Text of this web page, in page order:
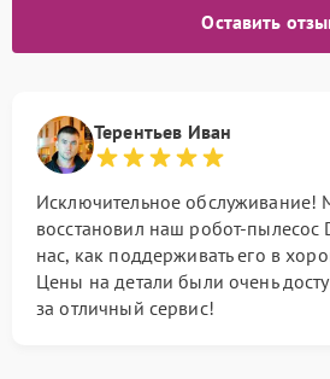
Оставить
Терентьев Иван
Исключительное обслуживание!
восстановил наш робот-пылесос
нас, как поддерживать его в
Цены на детали были очень
за отличный сервис!